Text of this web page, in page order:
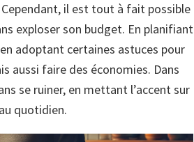
il est tout à fait possible
exploser son budget. En planifiant
adoptant certaines astuces pour
aussi faire des économies. Dans
se ruiner, en mettant l’accent sur
quotidien.